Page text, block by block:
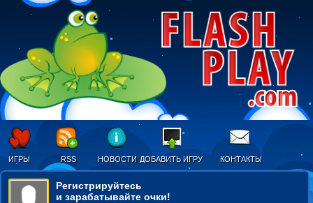
ИГРЫ RSS НОВОСТИ ДОБАВИТЬ ИГРУ КОНТАКТЫ
Регистрируйтесь
и зарабатывайте очки!